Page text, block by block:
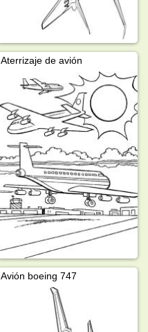
Aterrizaje de avión
Avión boeing 747